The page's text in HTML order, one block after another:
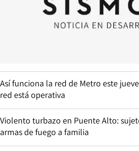
Así funciona la red de Metro este
red está operativa
Violento turbazo en Puente Alto:
armas de fuego a familia